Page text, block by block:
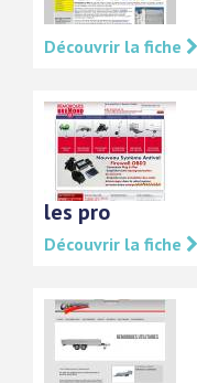
Découvrir la fiche
les pro
Découvrir la fiche